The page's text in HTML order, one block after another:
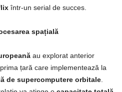
într-un serial de succes.
spațială
au explorat anterior
țară care implementează la
de supercomputere orbitale